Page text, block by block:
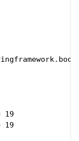
19
19